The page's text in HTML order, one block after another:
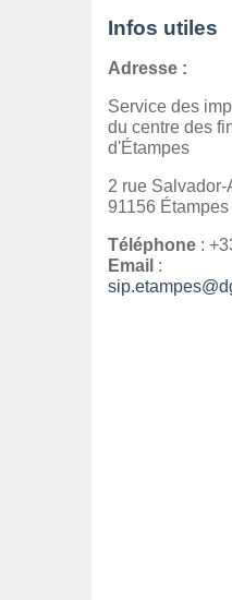
Infos utiles
Adresse :
Service des
du centre des
d'Étampes
2 rue
91156 Étampes
Téléphone :
Email :